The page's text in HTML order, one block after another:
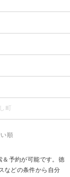
町
順
＆予約が可能です。徳
などの条件から自分